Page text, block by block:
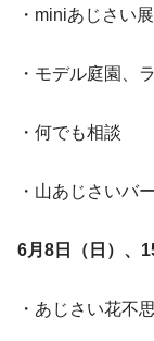
・miniあじさい展
・モデル庭園、
・何でも相談
・山あじさいバ
6月8日（日）、
・あじさい花不